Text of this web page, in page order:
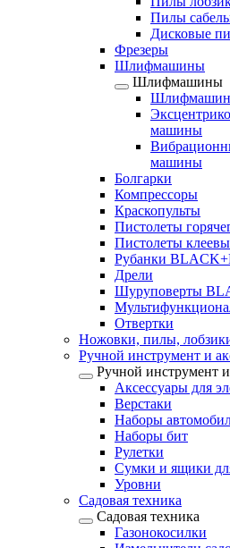
Пилы
Дисковые
Фрезеры
Шлифмашины
Шлифмашины
машины
машины
Болгарки
Компрессоры
Краскопульты
Пистолеты
Пистолеты
Рубанки
Дрели
Шуруповерты
Отвертки
Ножовки, пилы,
Ручной инструмент и
Ручной инструмент
Аксессуары для
Верстаки
Наборы
Наборы бит
Рулетки
Сумки и ящики
Уровни
Садовая техника
Садовая техника
Газонокосилки